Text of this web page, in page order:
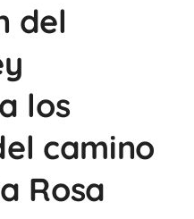
del
los
camino
Rosa